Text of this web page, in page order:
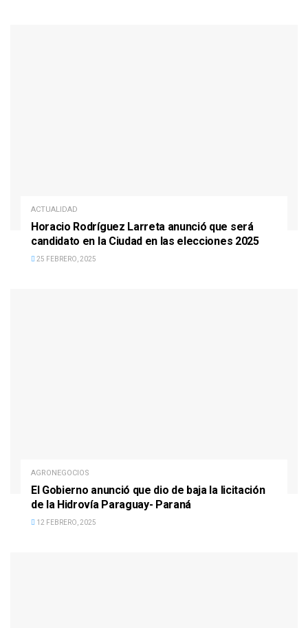
ACTUALIDAD
Horacio Rodríguez Larreta anunció que será
candidato en la Ciudad en las elecciones 2025
25 FEBRERO, 2025
AGRONEGOCIOS
El Gobierno anunció que dio de baja la licitación
de la Hidrovía Paraguay- Paraná
12 FEBRERO, 2025